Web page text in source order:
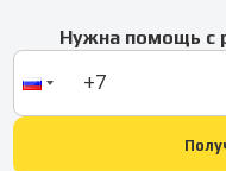
Нужна помощь с